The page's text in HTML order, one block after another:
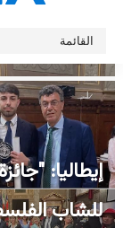
إيطاليا:
للشاب